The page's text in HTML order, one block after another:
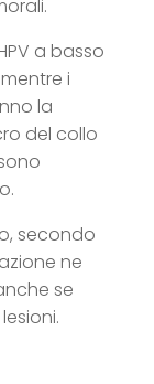
a basso
i
la
del collo
secondo
ne
se